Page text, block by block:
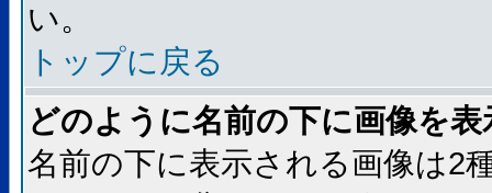
い。
トップに戻る
どのように名前の下に画像を
名前の下に表示される画像は2